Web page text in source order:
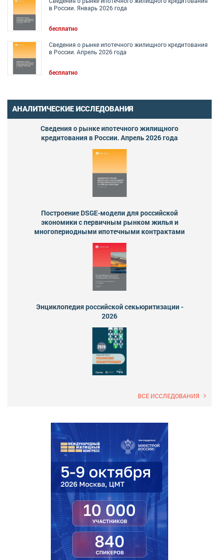
в России. Январь 2026 года
бесплатно
Сведения о рынке ипотечного жилищного кредитования
в России. Апрель 2026 года
бесплатно
АНАЛИТИЧЕСКИЕ ИССЛЕДОВАНИЯ
Сведения о рынке ипотечного жилищного
кредитования в России. Апрель 2026 года
Построение DSGE-модели для российской
экономики с первичным рынком жилья и
многопериодными ипотечными контрактами
Энциклопедия российской секьюритизации -
2026
ВСЕ ИССЛЕДОВАНИЯ